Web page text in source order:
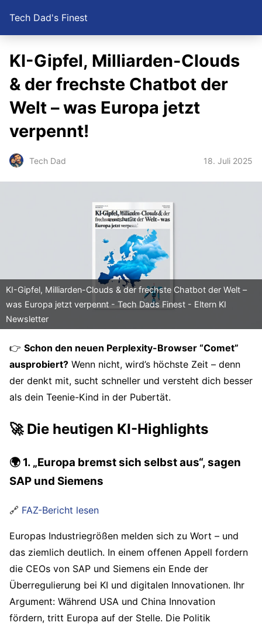
Tech Dad's Finest
KI-Gipfel, Milliarden-Clouds
& der frechste Chatbot der
Welt – was Europa jetzt
verpennt!
Tech Dad 18. Juli 2025
KI-Gipfel, Milliarden-Clouds & der frechste Chatbot der Welt –
was Europa jetzt verpennt - Tech Dads Finest - Eltern KI
Newsletter
👉 Schon den neuen Perplexity-Browser “Comet”
ausprobiert? Wenn nicht, wird’s höchste Zeit – denn
der denkt mit, sucht schneller und versteht dich besser
als dein Teenie-Kind in der Pubertät.
🚀 Die heutigen KI-Highlights
🌍 1. „Europa bremst sich selbst aus“, sagen
SAP und Siemens
🔗 FAZ-Bericht lesen
Europas Industriegrößen melden sich zu Wort – und
das ziemlich deutlich. In einem offenen Appell fordern
die CEOs von SAP und Siemens ein Ende der
Überregulierung bei KI und digitalen Innovationen. Ihr
Argument: Während USA und China Innovation
fördern, tritt Europa auf der Stelle. Die Politik